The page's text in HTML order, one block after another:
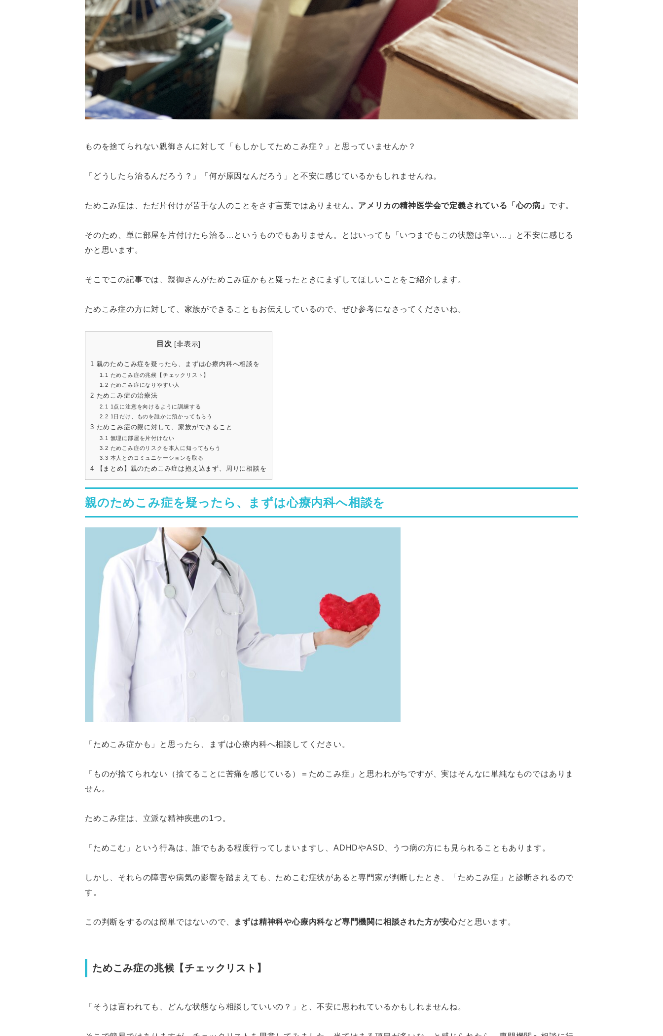
ものを捨てられない親御さんに対して「もしかしてためこみ症？」と思っていませんか？
「どうしたら治るんだろう？」「何が原因なんだろう」と不安に感じているかもしれませんね。
ためこみ症は、ただ片付けが苦手な人のことをさす言葉ではありません。 アメリカの精神医学会で定義されている「心の病」 です。
そのため、単に部屋を片付けたら治る…というものでもありません。とはいっても「いつまでもこの状態は辛い…」と不安に感じる
かと思います。
そこでこの記事では、親御さんがためこみ症かもと疑ったときにまずしてほしいことをご紹介します。
ためこみ症の方に対して、家族ができることもお伝えしているので、ぜひ参考になさってくださいね。
目次 [非表示]
1 親のためこみ症を疑ったら、まずは心療内科へ相談を
1.1 ためこみ症の兆候【チェックリスト】
1.2 ためこみ症になりやすい人
2 ためこみ症の治療法
2.1
1点に注意を向けるように訓練する
2.2 1日だけ、ものを誰かに預かってもらう
3 ためこみ症の親に対して、家族ができること
3.1 無理に部屋を片付けない
3.2 ためこみ症のリスクを本人に知ってもらう
3.3 本人とのコミュニケーションを取る
4 【まとめ】親のためこみ症は抱え込まず、周りに相談を
親のためこみ症を疑ったら、まずは心療内科へ相談を
「ためこみ症かも」と思ったら、まずは心療内科へ相談してください。
「ものが捨てられない（捨てることに苦痛を感じている）＝ためこみ症」と思われがちですが、実はそんなに単純なものではありま
せん。
ためこみ症は、立派な精神疾患の1つ。
「ためこむ」という行為は、誰でもある程度行ってしまいますし、ADHDやASD、うつ病の方にも見られることもあります。
しかし、それらの障害や病気の影響を踏まえても、ためこむ症状があると専門家が判断したとき、「ためこみ症」と診断されるので
す。
この判断をするのは簡単ではないので、 まずは精神科や心療内科など専門機関に相談された方が安心だと思います。
ためこみ症の兆候【チェックリスト】
「そうは言われても、どんな状態なら相談していいの？」と、不安に思われているかもしれませんね。